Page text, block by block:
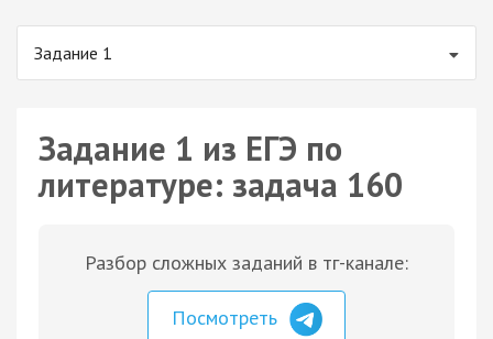
Задание 1
Задание 1 из ЕГЭ по
литературе: задача 160
Разбор сложных заданий в тг-канале:
Посмотреть